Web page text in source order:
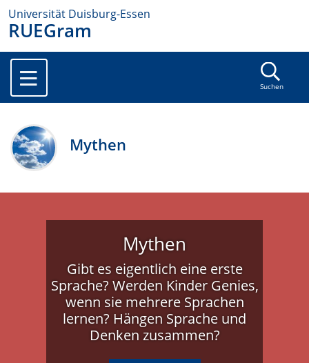
Universität Duisburg-Essen
RUEGram
Suchen
Mythen
Mythen
Gibt es eigentlich eine erste
Sprache? Werden Kinder Genies,
wenn sie mehrere Sprachen
lernen? Hängen Sprache und
Denken zusammen?